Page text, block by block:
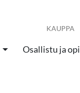
KAUPPA
Osallistu ja opi